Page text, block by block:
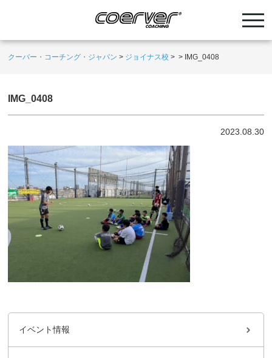
クーバー・コーチング・ジャパン > ジョイナス校 > > IMG_0408
IMG_0408
2023.08.30
イベント情報